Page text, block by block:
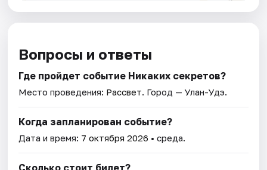
Вопросы и ответы
Где пройдет событие Никаких секретов?
Место проведения: Рассвет. Город — Улан-Удэ.
Когда запланирован событие?
Дата и время: 7 октября 2026 • среда.